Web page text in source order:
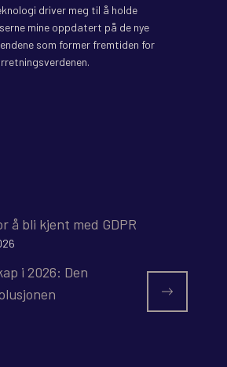
driver meg til å holde
mine oppdatert på de nye
som former fremtiden for
å bli kjent med GDPR
i 2026: Den